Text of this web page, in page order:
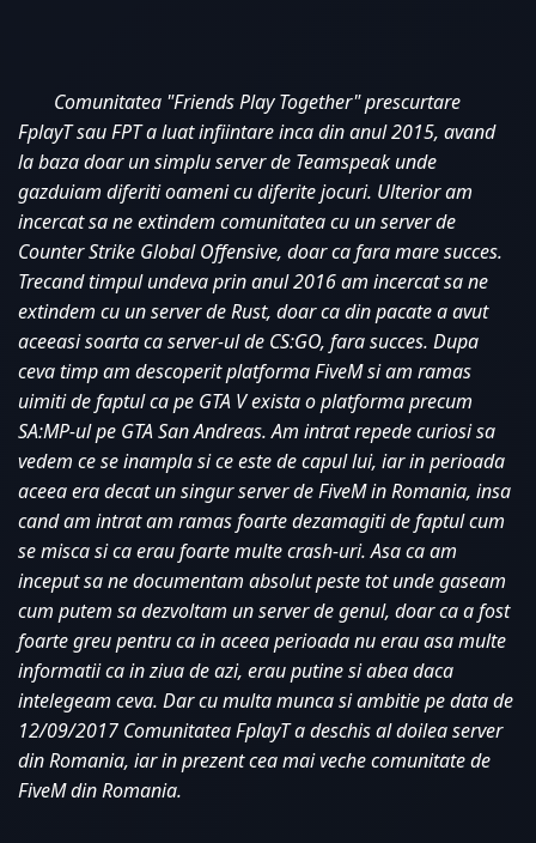
Comunitatea "Friends Play Together" prescurtare
FplayT sau FPT a luat infiintare inca din anul 2015, avand
la baza doar un simplu server de Teamspeak unde
gazduiam diferiti oameni cu diferite jocuri. Ulterior am
incercat sa ne extindem comunitatea cu un server de
Counter Strike Global Offensive, doar ca fara mare succes.
Trecand timpul undeva prin anul 2016 am incercat sa ne
extindem cu un server de Rust, doar ca din pacate a avut
aceeasi soarta ca server-ul de CS:GO, fara succes. Dupa
ceva timp am descoperit platforma FiveM si am ramas
uimiti de faptul ca pe GTA V exista o platforma precum
SA:MP-ul pe GTA San Andreas. Am intrat repede curiosi sa
vedem ce se inampla si ce este de capul lui, iar in perioada
aceea era decat un singur server de FiveM in Romania, insa
cand am intrat am ramas foarte dezamagiti de faptul cum
se misca si ca erau foarte multe crash-uri. Asa ca am
inceput sa ne documentam absolut peste tot unde gaseam
cum putem sa dezvoltam un server de genul, doar ca a fost
foarte greu pentru ca in aceea perioada nu erau asa multe
informatii ca in ziua de azi, erau putine si abea daca
intelegeam ceva. Dar cu multa munca si ambitie pe data de
12/09/2017 Comunitatea FplayT a deschis al doilea server
din Romania, iar in prezent cea mai veche comunitate de
FiveM din Romania.